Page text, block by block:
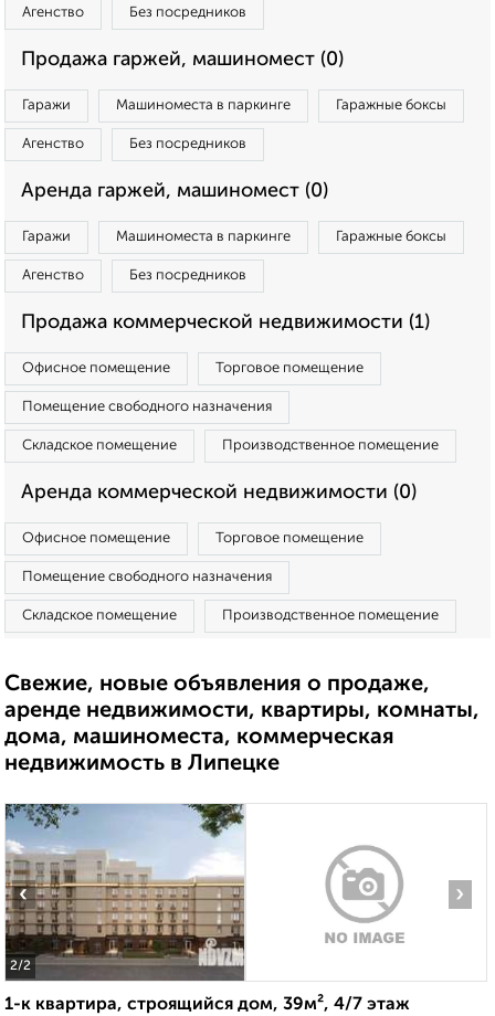
Агенство Без посредников
Продажа гаржей, машиномест (0)
Гаражи Машиноместа в паркинге Гаражные боксы
Агенство Без посредников
Аренда гаржей, машиномест (0)
Гаражи Машиноместа в паркинге Гаражные боксы
Агенство Без посредников
Продажа коммерческой недвижимости (1)
Офисное помещение Торговое помещение
Помещение свободного назначения
Складское помещение Производственное помещение
Аренда коммерческой недвижимости (0)
Офисное помещение Торговое помещение
Помещение свободного назначения
Складское помещение Производственное помещение
Свежие, новые объявления о продаже,
аренде недвижимости, квартиры, комнаты,
дома, машиноместа, коммерческая
недвижимость в Липецке
2/2
‹ ›
1-к квартира, строящийся дом, 39м², 4/7 этаж